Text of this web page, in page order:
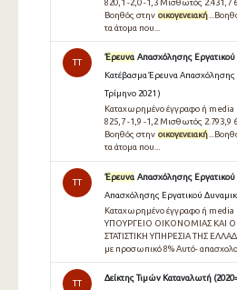
820,1 -2,0 -1,3 Μισθωτός 2.431,7
Βοηθός στην οικογενειακή
τα άτομα που...
TT
Έρευνα Απασχόλησης Εργατικού
Κατέβασμα Έρευνα Απασχόλησης
Τρίμηνο 2021 )
Καταχωρημένο έγγραφο ή media
825,7 -1,9 -1,2 Μισθωτός 2.793,9
Βοηθός στην οικογενειακή
τα άτομα που...
TT
Έρευνα Απασχόλησης Εργατικού
Απασχόλησης Εργατικού
Καταχωρημένο έγγραφο ή media
ΥΠΟΥΡΓΕΙΟ ΟΙΚΟΝΟΜΙΑΣ ΚΑΙ
ΣΤΑΤΙΣΤΙΚΗ ΥΠΗΡΕΣΙΑ ΤΗΣ
µε προσωπικό 8% Αυτό-
TT
Δείκτης Τιμών Καταναλωτή